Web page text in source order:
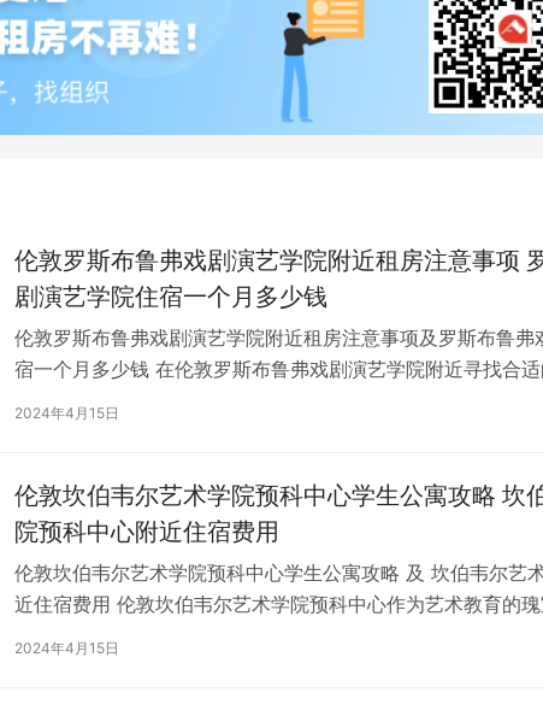
伦敦罗斯布鲁弗戏剧演艺学院附近租房注意事项
剧演艺学院住宿一个月多少钱
伦敦罗斯布鲁弗戏剧演艺学院附近租房注意事项及罗斯布鲁弗
宿一个月多少钱 在伦敦罗斯布鲁弗戏剧演艺学院附近寻找合
学生活中的一项关键任务。为了帮助您顺利完成…
2024年4月15日
伦敦坎伯韦尔艺术学院预科中心学生公寓攻略 坎
院预科中心附近住宿费用
伦敦坎伯韦尔艺术学院预科中心学生公寓攻略 及 坎伯韦尔艺
近住宿费用 伦敦坎伯韦尔艺术学院预科中心作为艺术教育的
2024年4月15日